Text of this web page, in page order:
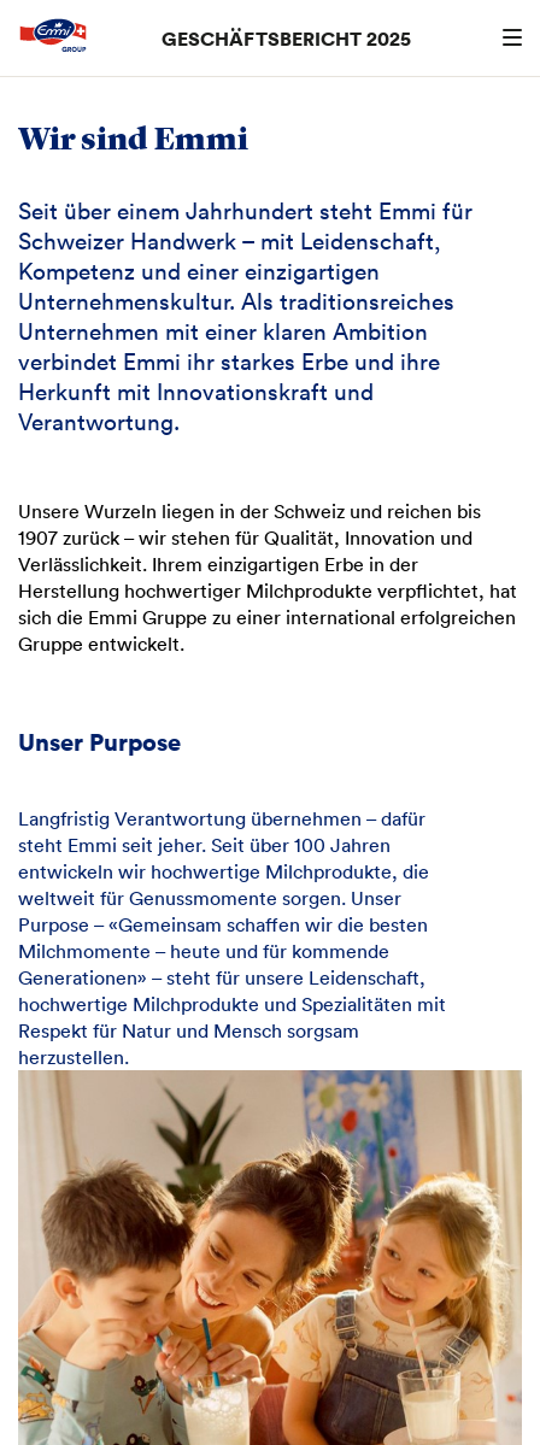
GESCHÄFTSBERICHT 2025
Wir sind Emmi
Seit über einem Jahrhundert steht Emmi für
Schweizer Handwerk – mit Leidenschaft,
Kompetenz und einer einzigartigen
Unternehmenskultur. Als traditionsreiches
Unternehmen mit einer klaren Ambition
verbindet Emmi ihr starkes Erbe und ihre
Herkunft mit Innovationskraft und
Verantwortung.
Unsere Wurzeln liegen in der Schweiz und reichen bis
1907 zurück – wir stehen für Qualität, Innovation und
Verlässlichkeit. Ihrem einzigartigen Erbe in der
Herstellung hochwertiger Milchprodukte verpflichtet, hat
sich die Emmi Gruppe zu einer international erfolgreichen
Gruppe entwickelt.
Unser Purpose
Langfristig Verantwortung übernehmen – dafür
steht Emmi seit jeher. Seit über 100 Jahren
entwickeln wir hochwertige Milchprodukte, die
weltweit für Genussmomente sorgen. Unser
Purpose – «Gemeinsam schaffen wir die besten
Milchmomente – heute und für kommende
Generationen» – steht für unsere Leidenschaft,
hochwertige Milchprodukte und Spezialitäten mit
Respekt für Natur und Mensch sorgsam
herzustellen.